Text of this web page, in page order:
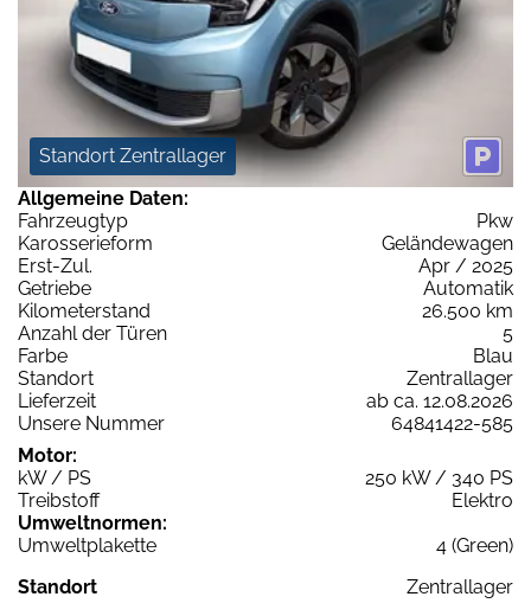
Standort Zentrallager
Allgemeine Daten:
Fahrzeugtyp
Pkw
Karosserieform
Geländewagen
Erst-Zul.
Apr / 2025
Getriebe
Automatik
Kilometerstand
26.500 km
Anzahl der Türen
5
Farbe
Blau
Standort
Zentrallager
Lieferzeit
ab ca. 12.08.2026
Unsere Nummer
64841422-585
Motor:
kW / PS
250 kW / 340 PS
Treibstoff
Elektro
Umweltnormen:
Umweltplakette
4 (Green)
Standort
Zentrallager